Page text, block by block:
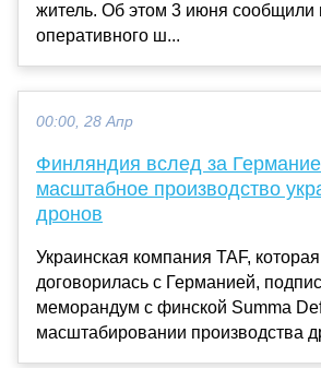
житель. Об этом 3 июня сообщили
оперативного ш...
00:00, 28 Апр
Финляндия вслед за
масштабное производство
дронов
Украинская компания TAF,
договорилась с Германией,
меморандум с финской Summa
масштабировании производства